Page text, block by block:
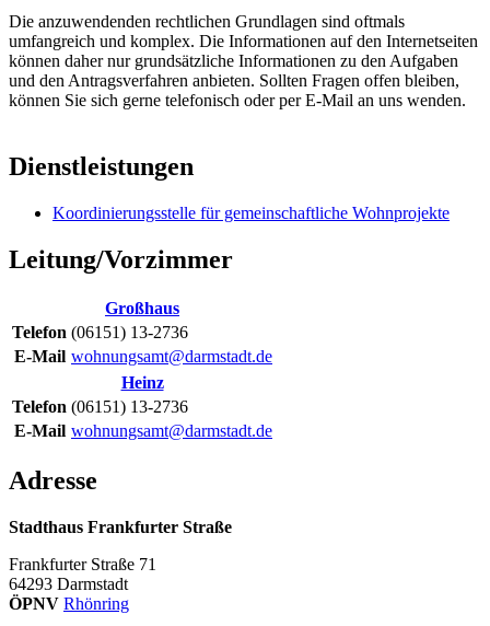
Die anzuwendenden rechtlichen Grundlagen sind oftmals
umfangreich und komplex. Die Informationen auf den Internetseiten
können daher nur grundsätzliche Informationen zu den Aufgaben
und den Antragsverfahren anbieten. Sollten Fragen offen bleiben,
können Sie sich gerne telefonisch oder per E-Mail an uns wenden.
Dienstleistungen
Koordinierungsstelle für gemeinschaftliche Wohnprojekte
Leitung/Vorzimmer
Großhaus
Telefon (06151) 13-2736
E-Mail wohnungsamt@darmstadt.de
Heinz
Telefon (06151) 13-2736
E-Mail wohnungsamt@darmstadt.de
Adresse
Stadthaus Frankfurter Straße
Frankfurter Straße 71
64293 Darmstadt
ÖPNV Rhönring